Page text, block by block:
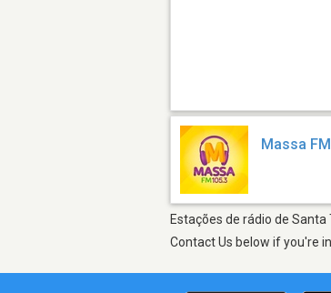
Massa
Estações de rádio de
Contact Us below if you're